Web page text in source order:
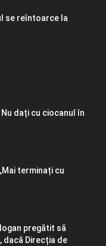
se reîntoarce la
dați cu ciocanul în
terminați cu
pregătit să
dacă Direcția de